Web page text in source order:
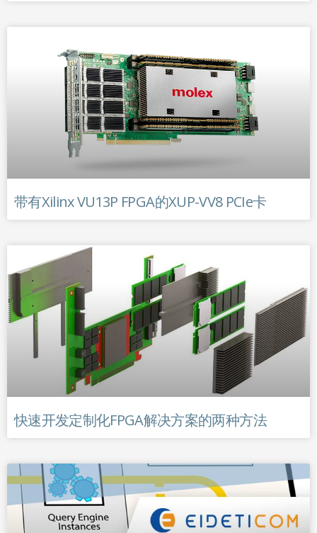
带有Xilinx VU13P FPGA的XUP-VV8 PCIe卡
快速开发定制化FPGA解决方案的两种方法